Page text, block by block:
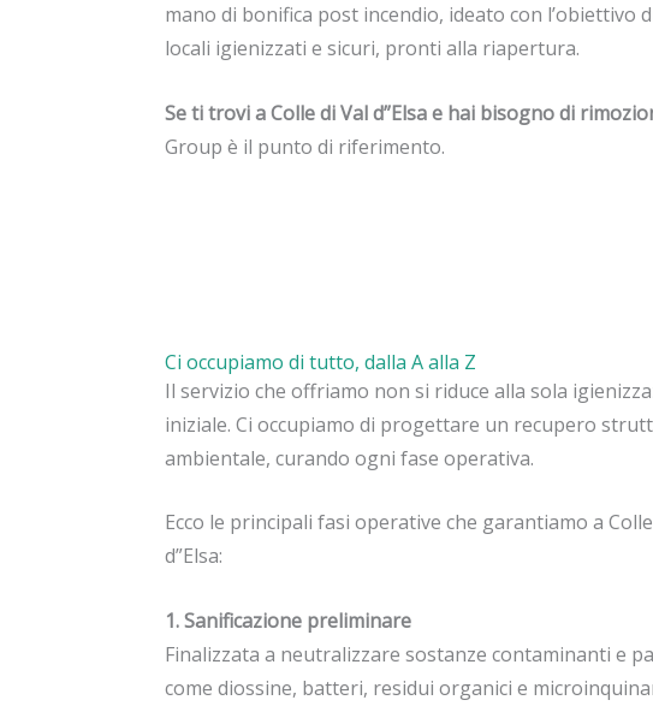
mano di bonifica post incendio, ideato con l’obiettivo
locali igienizzati e sicuri, pronti alla riapertura.
Se ti trovi a Colle di Val d”Elsa e hai bisogno di
Group è il punto di riferimento.
Ci occupiamo di tutto, dalla A alla Z
Il servizio che offriamo non si riduce alla sola
iniziale. Ci occupiamo di progettare un recupero
ambientale, curando ogni fase operativa.
Ecco le principali fasi operative che garantiamo a
d”Elsa:
1. Sanificazione preliminare
Finalizzata a neutralizzare sostanze contaminanti e
come diossine, batteri, residui organici e